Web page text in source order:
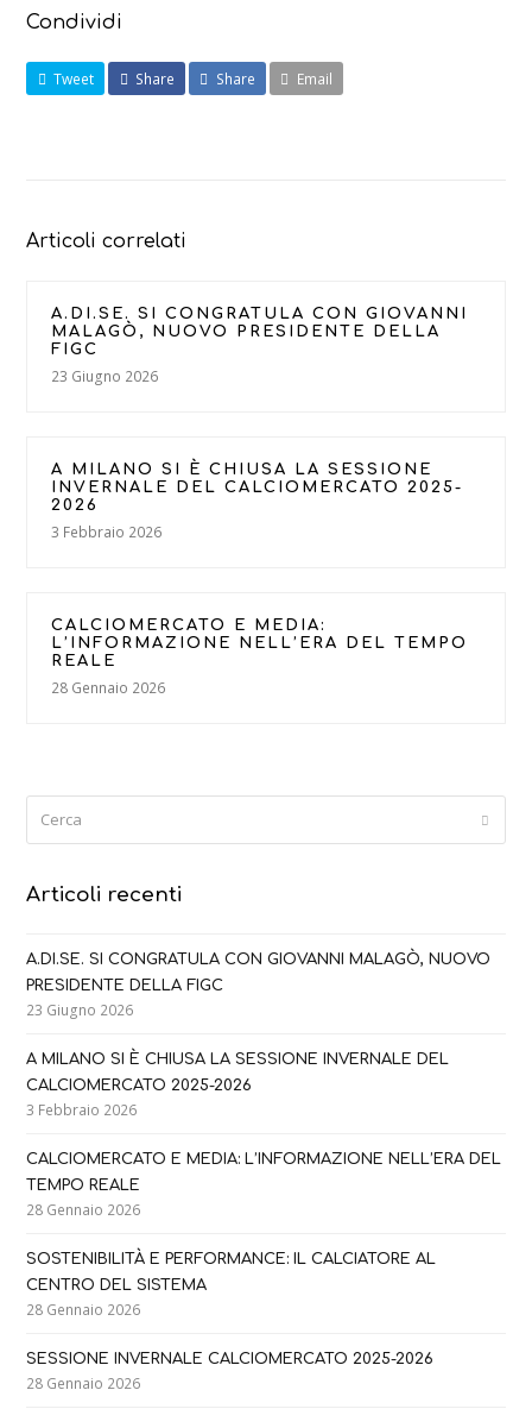
Condividi
Tweet Share Share Email
Articoli correlati
A.DI.SE. SI CONGRATULA CON GIOVANNI
MALAGÒ, NUOVO PRESIDENTE DELLA
FIGC
23 Giugno 2026
A MILANO SI È CHIUSA LA SESSIONE
INVERNALE DEL CALCIOMERCATO 2025-
2026
3 Febbraio 2026
CALCIOMERCATO E MEDIA:
L’INFORMAZIONE NELL’ERA DEL TEMPO
REALE
28 Gennaio 2026
Submit
Articoli recenti
A.DI.SE. SI CONGRATULA CON GIOVANNI MALAGÒ, NUOVO
PRESIDENTE DELLA FIGC
23 Giugno 2026
A MILANO SI È CHIUSA LA SESSIONE INVERNALE DEL
CALCIOMERCATO 2025-2026
3 Febbraio 2026
CALCIOMERCATO E MEDIA: L’INFORMAZIONE NELL’ERA DEL
TEMPO REALE
28 Gennaio 2026
SOSTENIBILITÀ E PERFORMANCE: IL CALCIATORE AL
CENTRO DEL SISTEMA
28 Gennaio 2026
SESSIONE INVERNALE CALCIOMERCATO 2025-2026
28 Gennaio 2026